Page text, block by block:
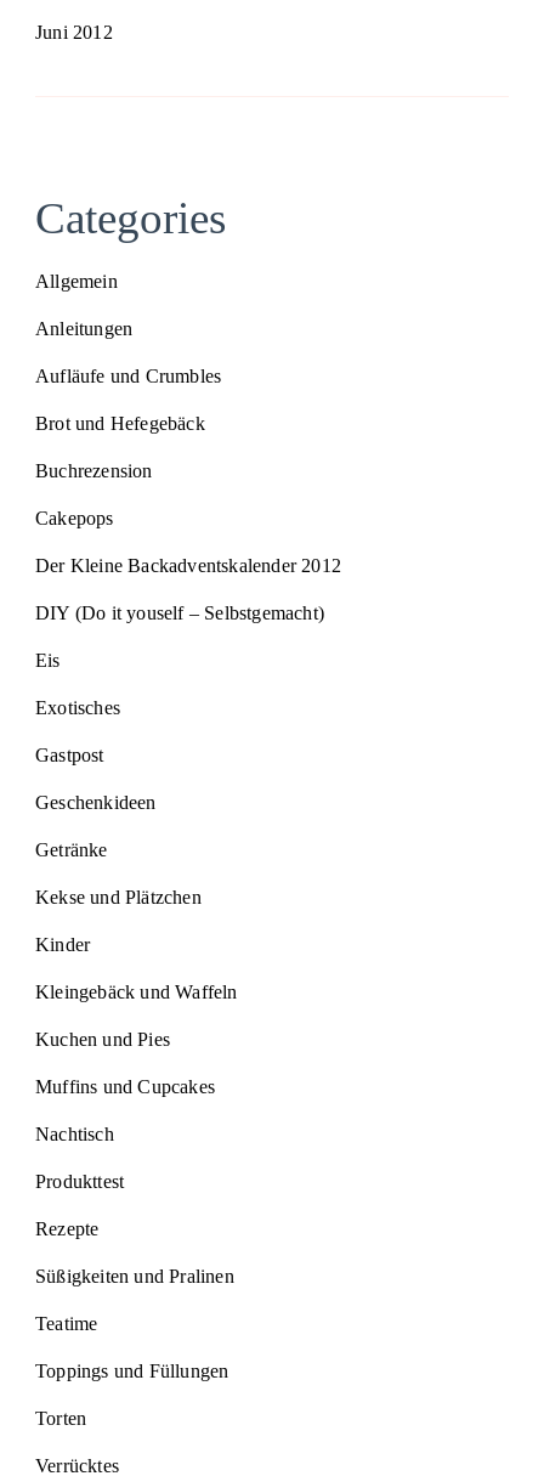
Juni 2012
Categories
Allgemein
Anleitungen
Aufläufe und Crumbles
Brot und Hefegebäck
Buchrezension
Cakepops
Der Kleine Backadventskalender 2012
DIY (Do it youself – Selbstgemacht)
Eis
Exotisches
Gastpost
Geschenkideen
Getränke
Kekse und Plätzchen
Kinder
Kleingebäck und Waffeln
Kuchen und Pies
Muffins und Cupcakes
Nachtisch
Produkttest
Rezepte
Süßigkeiten und Pralinen
Teatime
Toppings und Füllungen
Torten
Verrücktes